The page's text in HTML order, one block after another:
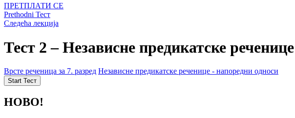
ПРЕТПЛАТИ СЕ
Prethodni Тест
Следећа лекција
Тест 2 – Независне предикатске
Врсте реченица за 7. разред Независне предикатске реченице - напоредни односи
НОВО!